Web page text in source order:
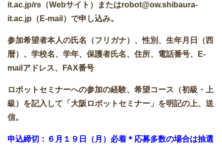
it.ac.jp/rs（Webサイト）またはrobot@ow.shibaura-
it.ac.jp（E-mail）で申し込み。
参加希望者本人の氏名（フリガナ）、性別、生年月日（西
暦）、学校名、学年、保護者氏名、住所、電話番号、E-
mailアドレス、FAX番号
ロボットセミナーへの参加の経験、希望コース（初級・上
級）を記入して「大阪ロボットセミナー」を明記の上、送
信。
申込締切：６月１９日（月）必着＊応募多数の場合は抽選